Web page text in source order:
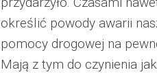
określić powody awarii
pomocy drogowej na
Mają z tym do czynienia